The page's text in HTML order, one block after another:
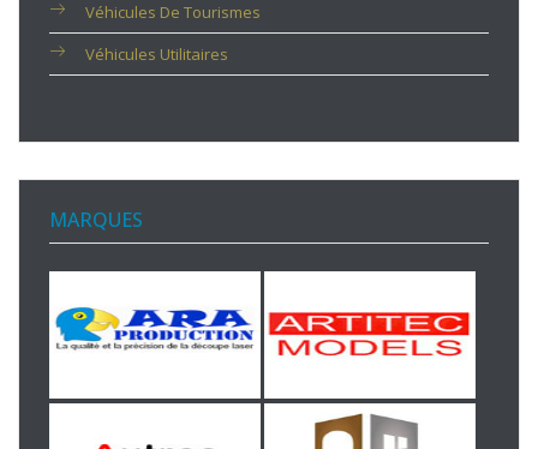
Véhicules De Tourismes
Véhicules Utilitaires
MARQUES